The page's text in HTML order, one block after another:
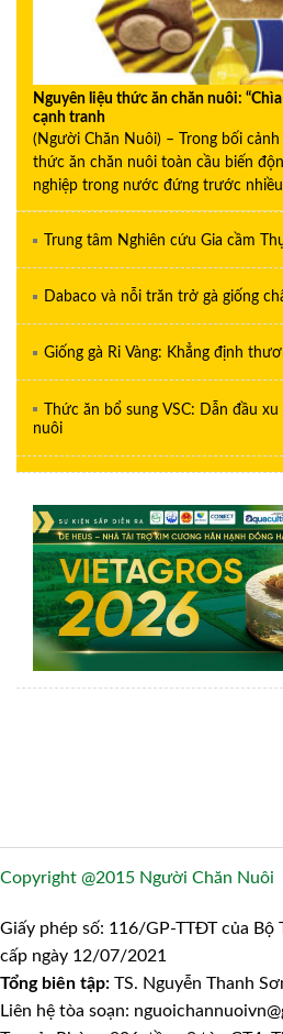
Nguyên liệu thức ăn chăn nuôi:
cạnh tranh
(Người Chăn Nuôi) – Trong bối
thức ăn chăn nuôi toàn cầu biến
nghiệp trong nước đứng trước
Trung tâm Nghiên cứu Gia cầm
Dabaco và nỗi trăn trở gà giống
Giống gà Ri Vàng: Khẳng định
Thức ăn bổ sung VSC: Dẫn đầu
nuôi
Copyright @2015 Người Chăn Nuôi
Giấy phép số: 116/GP-TTĐT của Bộ
cấp ngày 12/07/2021
Tổng biên tập: TS. Nguyễn Thanh
Liên hệ tòa soạn: